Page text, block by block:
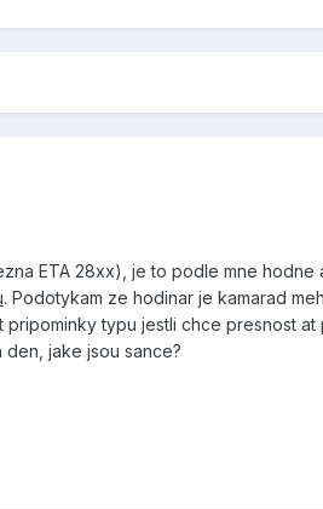
ETA 28xx), je to podle mne hodne
. Podotykam ze hodinar je kamarad
typu jestli chce presnost at
jake jsou sance?